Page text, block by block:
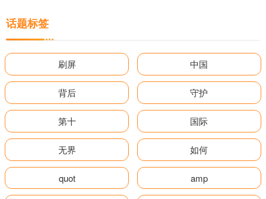
话题标签
刷屏 中国
背后 守护
第十 国际
无界 如何
quot amp